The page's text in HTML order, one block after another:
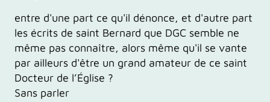
entre d'une part ce qu'il dénonce, et d'autre part
les écrits de saint Bernard que DGC semble ne
même pas connaître, alors même qu'il se vante
par ailleurs d'être un grand amateur de ce saint
Docteur de l’Église ?
Sans parler